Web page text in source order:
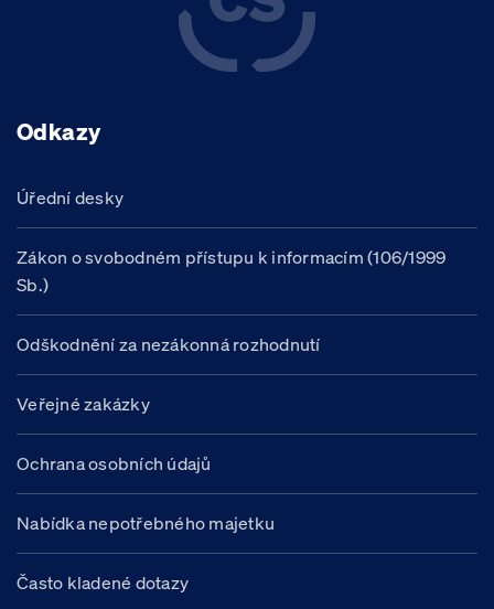
Odkazy
Úřední desky
Zákon o svobodném přístupu k informacím (106/1999
Sb.)
Odškodnění za nezákonná rozhodnutí
Veřejné zakázky
Ochrana osobních údajů
Nabídka nepotřebného majetku
Často kladené dotazy